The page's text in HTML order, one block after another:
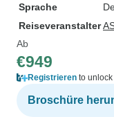
Sprache
Reiseveranstalter
Ab
€949
Registrieren to
Broschüre